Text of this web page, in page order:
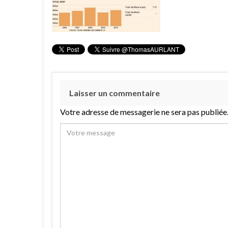
Laisser un commentaire
Votre adresse de messagerie ne sera pas publiée.